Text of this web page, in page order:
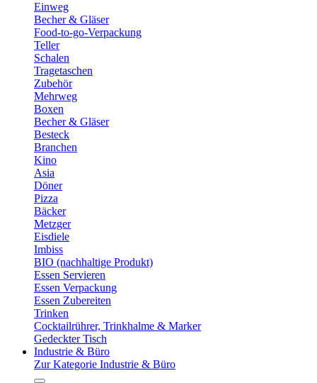
Einweg
Becher & Gläser
Food-to-go-Verpackung
Teller
Schalen
Tragetaschen
Zubehör
Mehrweg
Boxen
Becher & Gläser
Besteck
Branchen
Kino
Asia
Döner
Pizza
Bäcker
Metzger
Eisdiele
Imbiss
BIO (nachhaltige Produkt)
Essen Servieren
Essen Verpackung
Essen Zubereiten
Trinken
Cocktailrührer, Trinkhalme & Marker
Gedeckter Tisch
Industrie & Büro
Zur Kategorie Industrie & Büro